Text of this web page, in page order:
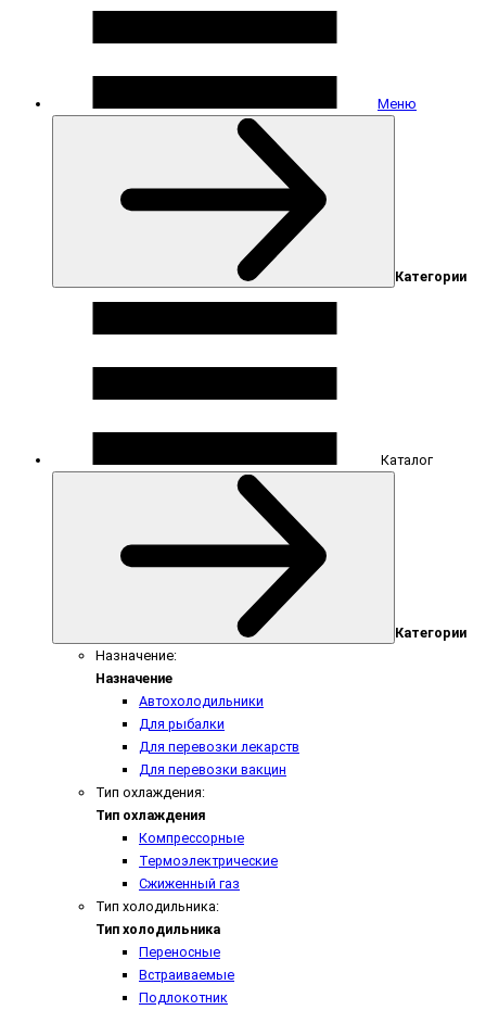
Меню
Категории
Каталог
Категории
Назначение:
Назначение
Автохолодильники
Для рыбалки
Для перевозки лекарств
Для перевозки вакцин
Тип охлаждения:
Тип охлаждения
Компрессорные
Термоэлектрические
Сжиженный газ
Тип холодильника:
Тип холодильника
Переносные
Встраиваемые
Подлокотник